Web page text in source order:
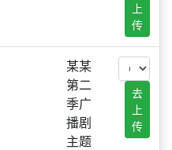
上
传
某某
第二
季广
播剧
主题
去
上
传